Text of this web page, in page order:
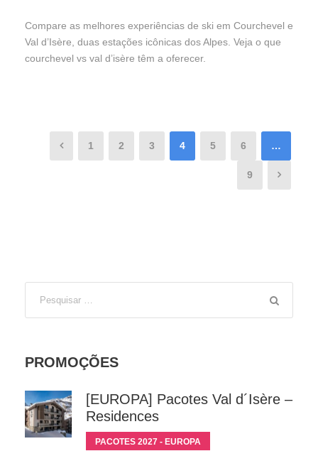
Compare as melhores experiências de ski em Courchevel e
Val d’Isère, duas estações icônicas dos Alpes. Veja o que
courchevel vs val d’isère têm a oferecer.
1 2 3 4 5 6 …
9
PROMOÇÕES
[EUROPA] Pacotes Val d´Isère –
Residences
PACOTES 2027 - EUROPA